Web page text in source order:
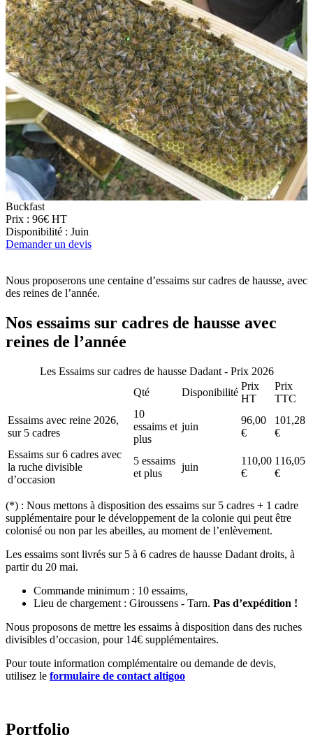
Buckfast
Prix : 96€ HT
Disponibilité : Juin
Demander un devis
Nous proposerons une centaine d’essaims sur cadres de hausse, avec
des reines de l’année.
Nos essaims sur cadres de hausse avec
reines de l’année
Les Essaims sur cadres de hausse Dadant - Prix 2026
Qté
Disponibilité
Prix
HT
Prix
TTC
Essaims avec reine 2026,
sur 5 cadres
10
essaims et
plus
juin
96,00
€
101,28
€
Essaims sur 6 cadres avec
la ruche divisible
d’occasion
5 essaims
et plus
juin
110,00
€
116,05
€
(*) : Nous mettons à disposition des essaims sur 5 cadres + 1 cadre
supplémentaire pour le développement de la colonie qui peut être
colonisé ou non par les abeilles, au moment de l’enlèvement.
Les essaims sont livrés sur 5 à 6 cadres de hausse Dadant droits, à
partir du 20 mai.
Commande minimum : 10 essaims,
Lieu de chargement : Giroussens - Tarn. Pas d’expédition !
Nous proposons de mettre les essaims à disposition dans des ruches
divisibles d’occasion, pour 14€ supplémentaires.
Pour toute information complémentaire ou demande de devis,
utilisez le formulaire de contact altigoo
Portfolio